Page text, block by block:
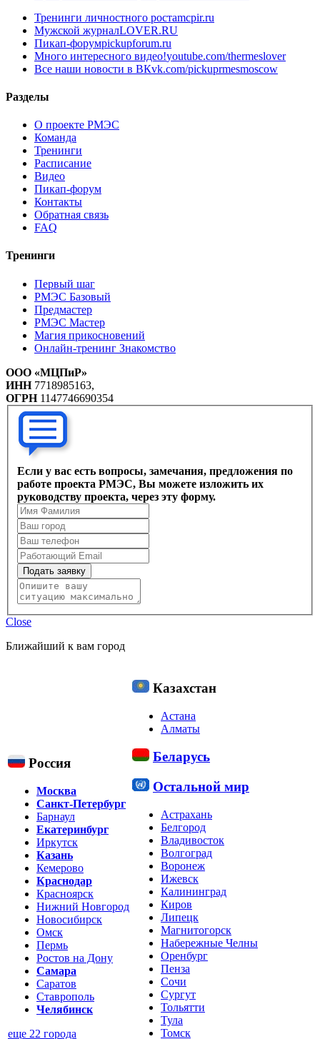
Тренинги личностного ростаmcpir.ru
Мужской журналLOVER.RU
Пикап-форумpickupforum.ru
Много интересного видео!youtube.com/thermeslover
Все наши новости в ВКvk.com/pickuprmesmoscow
Разделы
О проекте РМЭС
Команда
Тренинги
Расписание
Видео
Пикап-форум
Контакты
Обратная связь
FAQ
Тренинги
Первый шаг
РМЭС Базовый
Предмастер
РМЭС Мастер
Магия прикосновений
Онлайн-тренинг Знакомство
ООО «МЦПиР»
ИНН7718985163,
ОГРН1147746690354
Если у вас есть вопросы, замечания, предложения по
работе проекта РМЭС, Вы можете изложить их
руководству проекта, через эту форму.
Подать заявку
Close
Ближайший к вам город
Россия
Москва
Санкт-Петербург
Барнаул
Екатеринбург
Иркутск
Казань
Кемерово
Краснодар
Красноярск
Нижний Новгород
Новосибирск
Омск
Пермь
Ростов на Дону
Самара
Саратов
Ставрополь
Челябинск
еще 22 города
Казахстан
Астана
Алматы
Беларусь
Остальной мир
Астрахань
Белгород
Владивосток
Волгоград
Воронеж
Ижевск
Калининград
Киров
Липецк
Магнитогорск
Набережные Челны
Оренбург
Пенза
Сочи
Сургут
Тольятти
Тула
Томск